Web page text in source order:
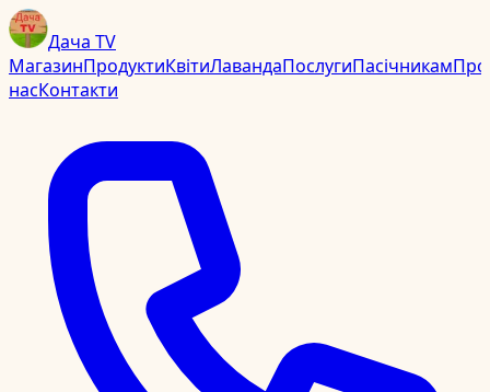
Дача TV
МагазинПродуктиКвітиЛавандаПослугиПасічникамПро
насКонтакти